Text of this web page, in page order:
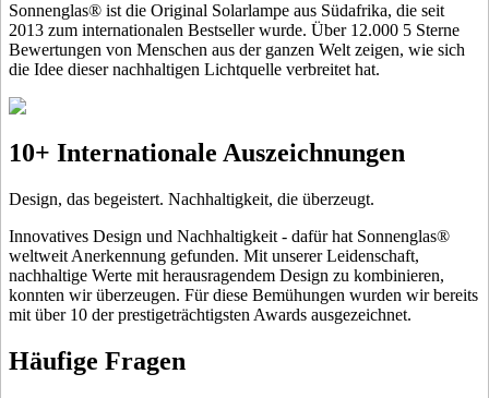
Sonnenglas® ist die Original Solarlampe aus Südafrika, die seit
2013 zum internationalen Bestseller wurde. Über 12.000 5 Sterne
Bewertungen von Menschen aus der ganzen Welt zeigen, wie sich
die Idee dieser nachhaltigen Lichtquelle verbreitet hat.
10+ Internationale Auszeichnungen
Design, das begeistert. Nachhaltigkeit, die überzeugt.
Innovatives Design und Nachhaltigkeit - dafür hat Sonnenglas®
weltweit Anerkennung gefunden. Mit unserer Leidenschaft,
nachhaltige Werte mit herausragendem Design zu kombinieren,
konnten wir überzeugen. Für diese Bemühungen wurden wir bereits
mit über 10 der prestigeträchtigsten Awards ausgezeichnet.
Häufige Fragen